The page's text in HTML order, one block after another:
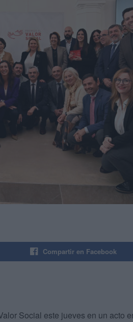
Compartir en Facebook
Social este jueves en un acto